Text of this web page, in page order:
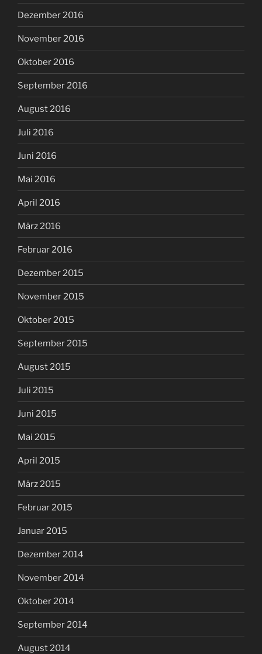
Dezember 2016
November 2016
Oktober 2016
September 2016
August 2016
Juli 2016
Juni 2016
Mai 2016
April 2016
März 2016
Februar 2016
Dezember 2015
November 2015
Oktober 2015
September 2015
August 2015
Juli 2015
Juni 2015
Mai 2015
April 2015
März 2015
Februar 2015
Januar 2015
Dezember 2014
November 2014
Oktober 2014
September 2014
August 2014